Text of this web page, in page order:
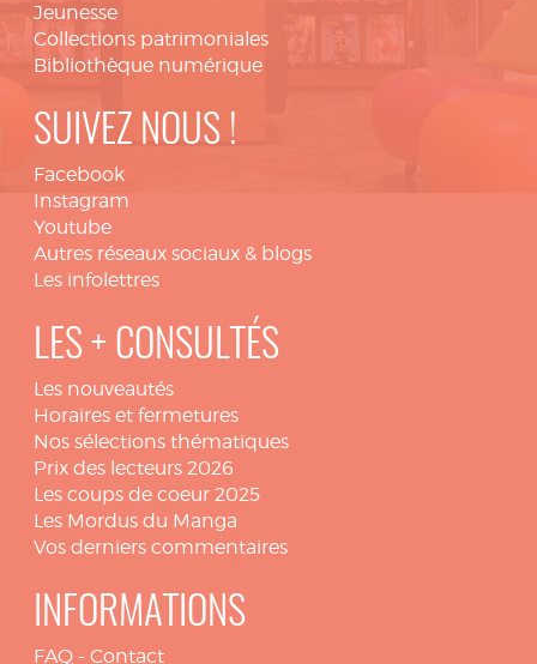
Jeunesse
Collections patrimoniales
Bibliothèque numérique
SUIVEZ NOUS !
Facebook
Instagram
Youtube
Autres réseaux sociaux & blogs
Les infolettres
LES + CONSULTÉS
Les nouveautés
Horaires et fermetures
Nos sélections thématiques
Prix des lecteurs 2026
Les coups de coeur 2025
Les Mordus du Manga
Vos derniers commentaires
INFORMATIONS
FAQ - Contact